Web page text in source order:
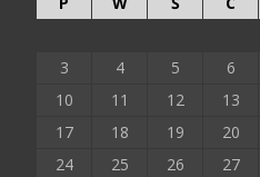
3
4 5 6
10
11 12 13
17
18 19 20
24
25 26 27